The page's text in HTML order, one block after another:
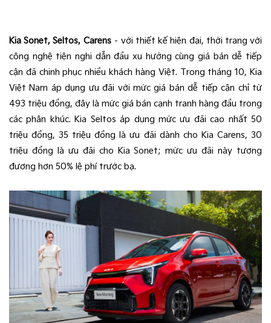
Kia Sonet, Seltos, Carens– với thiết kế hiện đại, thời trang với
công nghệ tiện nghi dẫn đầu xu hướng cùng giá bán dễ tiếp
cận đã chinh phục nhiều khách hàng Việt. Trong tháng 10, Kia
Việt Nam áp dụng ưu đãi với mức giá bán dễ tiếp cận chỉ từ
493 triệu đồng, đây là mức giá bán cạnh tranh hàng đầu trong
các phân khúc. Kia Seltos áp dụng mức ưu đãi cao nhất 50
triệu đồng, 35 triệu đồng là ưu đãi dành cho Kia Carens, 30
triệu đồng là ưu đãi cho Kia Sonet; mức ưu đãi này tương
đương hơn 50% lệ phí trước bạ.